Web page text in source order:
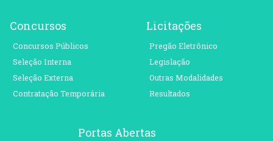
Concursos
Concursos Públicos
Seleção Interna
Seleção Externa
Contratação Temporária
Licitações
Pregão Eletrônico
Legislação
Outras Modalidades
Resultados
Portas Abertas